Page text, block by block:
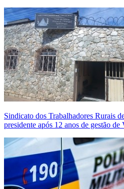
Sindicato dos Trabalhadores Rurais
presidente após 12 anos de gestão